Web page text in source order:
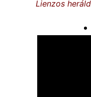
Lienzos